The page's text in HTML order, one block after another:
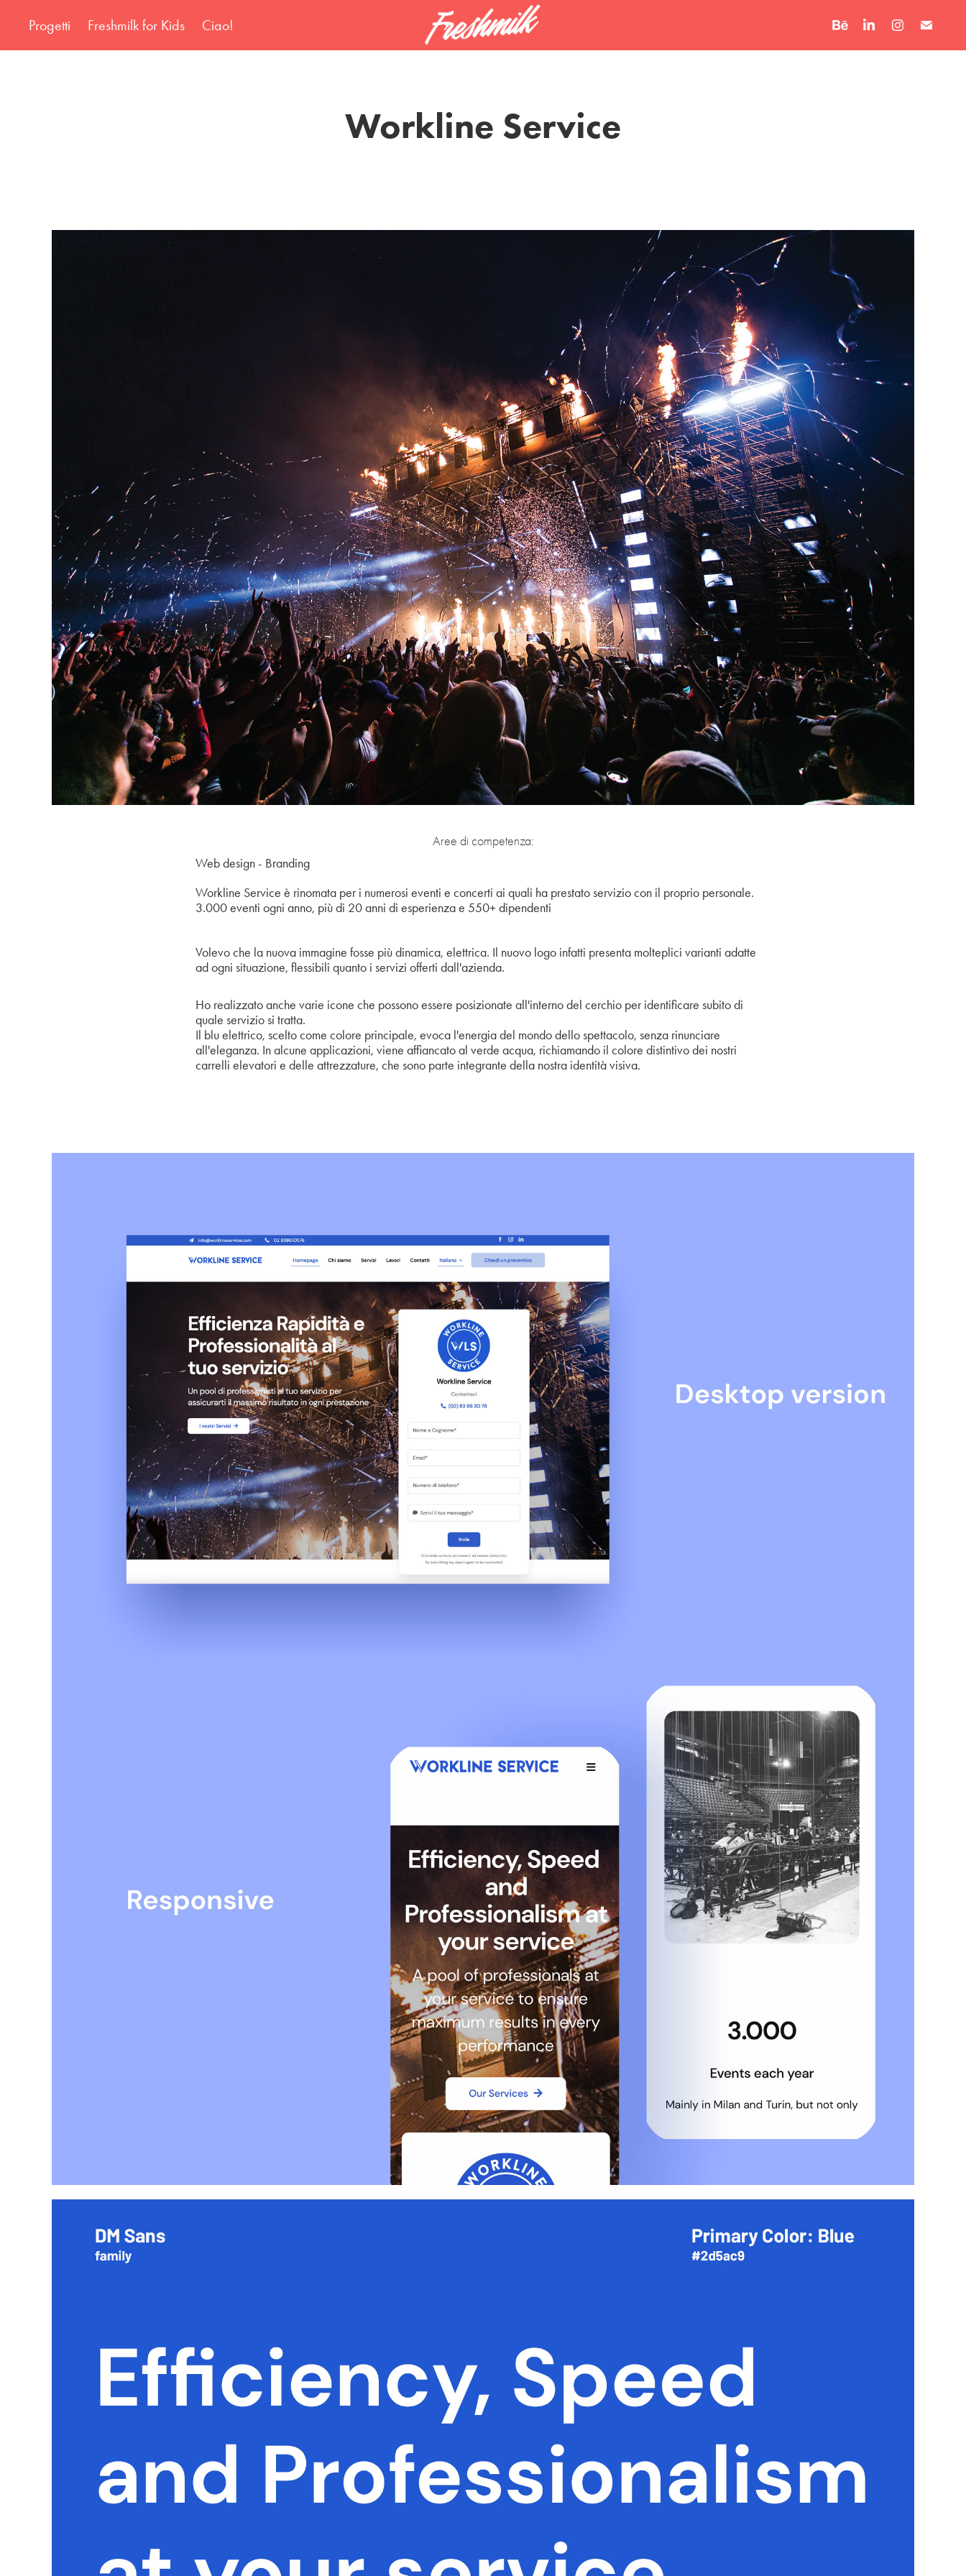
Progetti Freshmilk for Kids Ciao!
Workline Service
Aree di competenza:
Web design - Branding
Workline Service è rinomata per i numerosi eventi e concerti ai quali ha prestato servizio con il proprio personale.
3.000 eventi ogni anno, più di 20 anni di esperienza e 550+ dipendenti
Volevo che la nuova immagine fosse più dinamica, elettrica. Il nuovo logo infatti presenta molteplici varianti adatte
ad ogni situazione, flessibili quanto i servizi offerti dall'azienda.
Ho realizzato anche varie icone che possono essere posizionate all'interno del cerchio per identificare subito di
quale servizio si tratta.
Il blu elettrico, scelto come colore principale, evoca l'energia del mondo dello spettacolo, senza rinunciare
all'eleganza. In alcune applicazioni, viene affiancato al verde acqua, richiamando il colore distintivo dei nostri
carrelli elevatori e delle attrezzature, che sono parte integrante della nostra identità visiva.